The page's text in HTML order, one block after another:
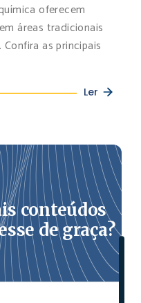
oferecem
áreas tradicionais
as principais
Ler
conteúdos
de graça?